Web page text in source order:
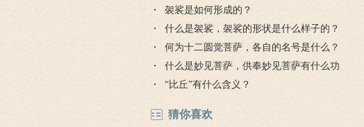
袈裟是如何形成的？
什么是袈裟，袈裟的形状是什么样子的？
何为十二圆觉菩萨，各自的名号是什么？
什么是妙见菩萨，供奉妙见菩萨有什么功
能？
“比丘”有什么含义？
猜你喜欢